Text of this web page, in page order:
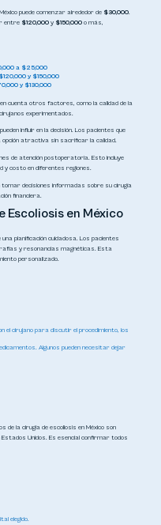
puede comenzar alrededor de $30,000.
entre $120,000y $150,000o más,
a $25,000
$120,000 y $150,000
y $130,000
cuenta otros factores, como la calidad de la
experimentados.
influir en la decisión. Los pacientes que
opción atractiva sin sacrificar la calidad.
de atención postoperatoria. Esto incluye
y costo en diferentes regiones.
decisiones informadas sobre su cirugía
financiera.
Escoliosis en México
planificación cuidadosa. Los pacientes
y resonancias magnéticas. Esta
personalizado.
cirujano para discutir el procedimiento, los
Algunos pueden necesitar dejar
la cirugía de escoliosis en México son
Unidos. Es esencial confirmar todos
elegido.